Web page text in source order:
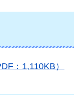
：1,110KB）